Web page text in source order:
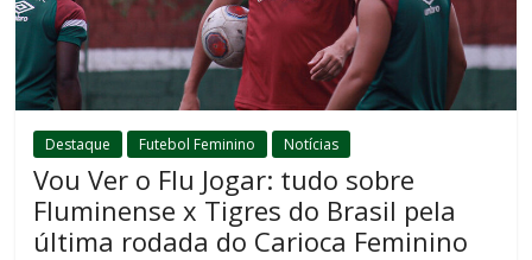
Destaque Futebol Feminino Notícias
Vou Ver o Flu Jogar: tudo sobre
Fluminense x Tigres do Brasil pela
última rodada do Carioca Feminino